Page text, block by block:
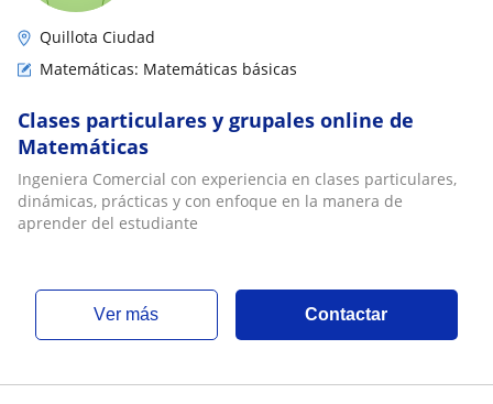
Quillota Ciudad
Matemáticas: Matemáticas básicas
Clases particulares y grupales online de
Matemáticas
Ingeniera Comercial con experiencia en clases particulares,
dinámicas, prácticas y con enfoque en la manera de
aprender del estudiante
ver más Contactar